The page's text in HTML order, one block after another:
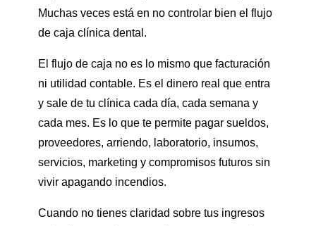
Muchas veces está en no controlar bien el flujo
de caja clínica dental.
El flujo de caja no es lo mismo que facturación
ni utilidad contable. Es el dinero real que entra
y sale de tu clínica cada día, cada semana y
cada mes. Es lo que te permite pagar sueldos,
proveedores, arriendo, laboratorio, insumos,
servicios, marketing y compromisos futuros sin
vivir apagando incendios.
Cuando no tienes claridad sobre tus ingresos